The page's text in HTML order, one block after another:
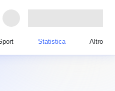
Statistica Altro